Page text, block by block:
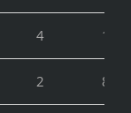
4 16:3
2 8:16